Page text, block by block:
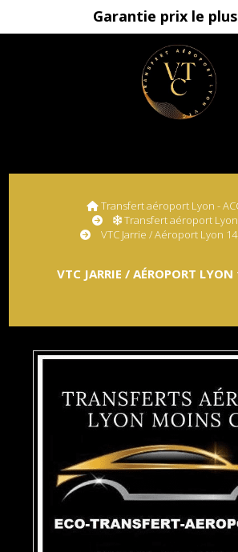
Garantie prix le
Transfert aéroport Lyon -
Transfert aéroport
VTC Jarrie / Aéroport Lyon
VTC JARRIE / AÉROPORT